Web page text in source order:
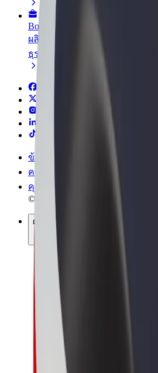
Bolt for Business
ผลิตภัณฑ์และบริการของ Bolt
ธุรกิจของคุณ
ข้อกำหนด และเงื่อนไข
ความเป็นส่วนตัว
คุกกี้
© 2026 Bolt Technology OÜ
ผลิตภัณฑ์
การโดยสาร
สกู๊ตเตอร์
Bolt Market
Bolt Food
Bolt Drive
Bolt for Business